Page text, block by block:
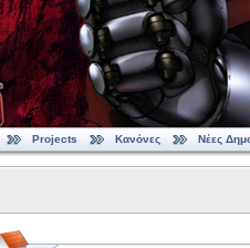
Projects Κανόνες Νέες